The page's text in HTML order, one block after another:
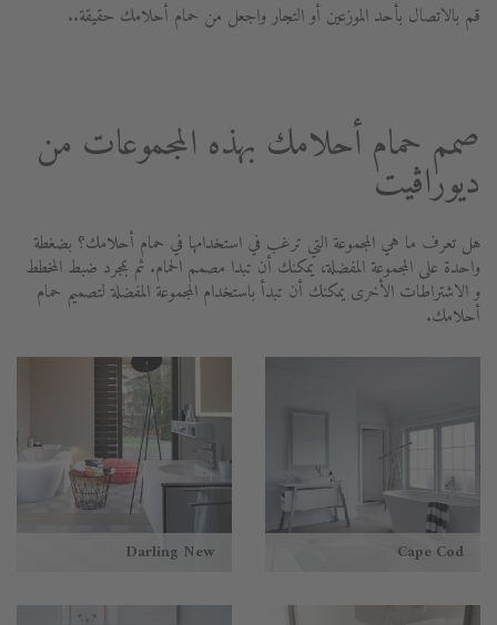
قم بالاتصال بأحد الموزعين أو التجار واجعل من حمام أحلامك حقيقة..
صمم حمام أحلامك بهذه المجموعات من
ديوراڨيت
هل تعرف ما هي المجموعة التي ترغب في استخدامها في حمام أحلامك؟ بضغطة
واحدة على المجموعة المفضلة، يمكنك أن تبدا مصمم الحمام. ثم بمجرد ضبط المخطط
و الاشتراطات الأخرى يمكنك أن تبدأ باستخدام المجموعة المفضلة لتصميم حمام
أحلامك.
Cape Cod
Darling New